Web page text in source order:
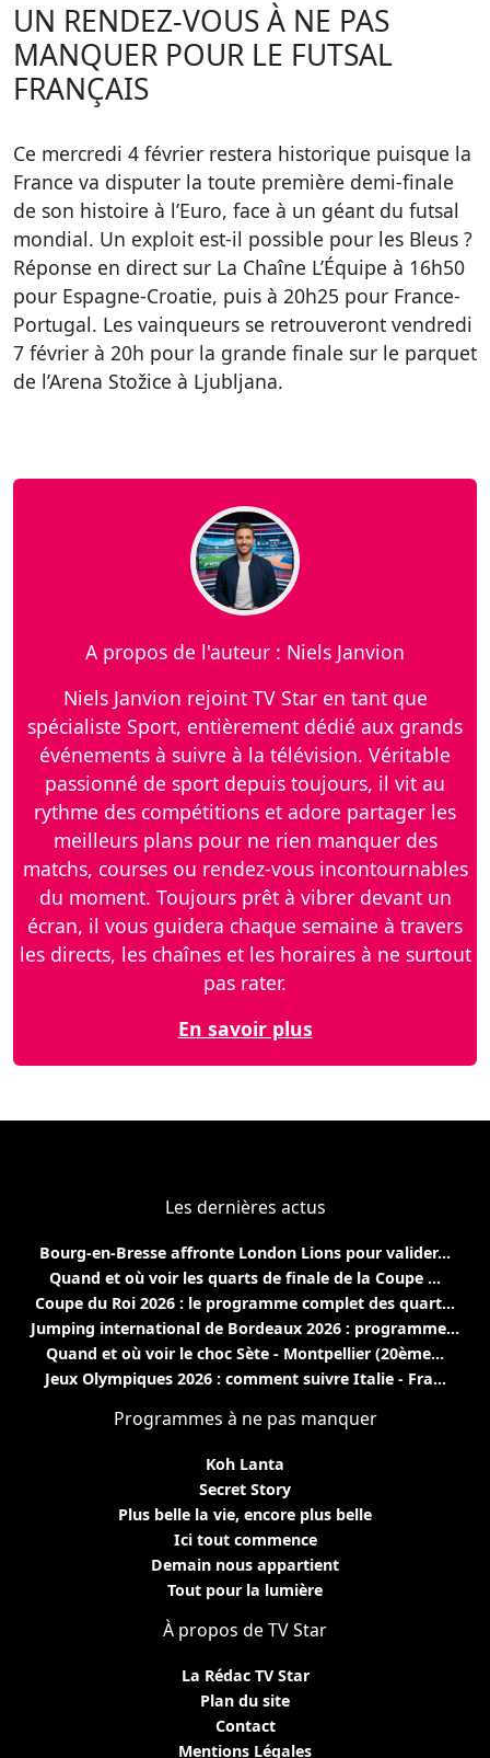
UN RENDEZ-VOUS À NE PAS
MANQUER POUR LE FUTSAL
FRANÇAIS
Ce mercredi 4 février restera historique puisque la
France va disputer la toute première demi-finale
de son histoire à l’Euro, face à un géant du futsal
mondial. Un exploit est-il possible pour les Bleus ?
Réponse en direct sur La Chaîne L’Équipe à 16h50
pour Espagne-Croatie, puis à 20h25 pour France-
Portugal. Les vainqueurs se retrouveront vendredi
7 février à 20h pour la grande finale sur le parquet
de l’Arena Stožice à Ljubljana.
A propos de l'auteur : Niels Janvion
Niels Janvion rejoint TV Star en tant que
spécialiste Sport, entièrement dédié aux grands
événements à suivre à la télévision. Véritable
passionné de sport depuis toujours, il vit au
rythme des compétitions et adore partager les
meilleurs plans pour ne rien manquer des
matchs, courses ou rendez-vous incontournables
du moment. Toujours prêt à vibrer devant un
écran, il vous guidera chaque semaine à travers
les directs, les chaînes et les horaires à ne surtout
pas rater.
En savoir plus
Les dernières actus
Bourg-en-Bresse affronte London Lions pour valider...
Quand et où voir les quarts de finale de la Coupe ...
Coupe du Roi 2026 : le programme complet des quart...
Jumping international de Bordeaux 2026 : programme...
Quand et où voir le choc Sète - Montpellier (20ème...
Jeux Olympiques 2026 : comment suivre Italie - Fra...
Programmes à ne pas manquer
Koh Lanta
Secret Story
Plus belle la vie, encore plus belle
Ici tout commence
Demain nous appartient
Tout pour la lumière
À propos de TV Star
La Rédac TV Star
Plan du site
Contact
Mentions Légales